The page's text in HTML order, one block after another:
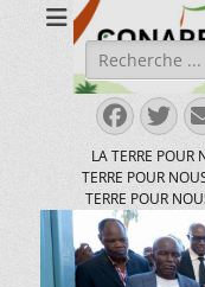
LA TERRE POUR
TERRE POUR
TERRE POUR
Rechercher :